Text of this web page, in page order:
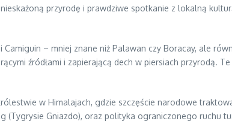
przyrodę i prawdziwe spotkanie z lokalną
– mniej znane niż Palawan czy Boracay, ale
źródłami i zapierającą dech w piersiach przyrodą.
w Himalajach, gdzie szczęście narodowe
(Tygrysie Gniazdo), oraz polityka ograniczonego ruchu